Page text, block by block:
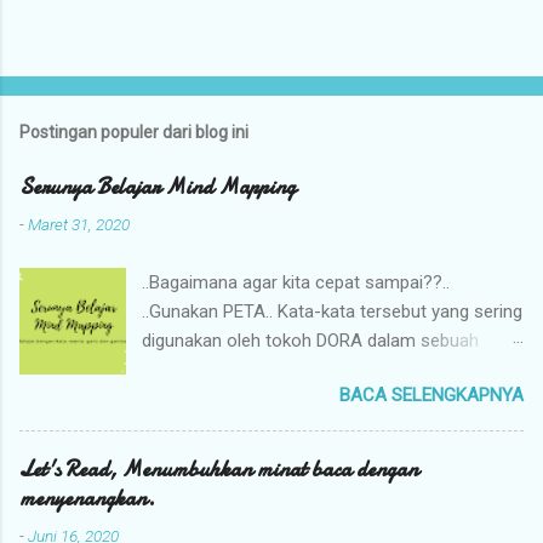
Postingan populer dari blog ini
Serunya Belajar Mind Mapping
-Maret 31, 2020
..Bagaimana agar kita cepat sampai??..
..Gunakan PETA.. Kata-kata tersebut yang sering
digunakan oleh tokoh DORA dalam sebuah
PETA dalam beraktivitas, membuat apa yang
ada di kepala saya menjadi lebih mudah
difahami dan dijalani. Beberapa hari lalu saya
melihat postingan fb teman saya, komunitas
BACA SELENGKAPNYA
Let's Read, Menumbuhkan minat baca dengan
menyenangkan.
-Juni 16, 2020